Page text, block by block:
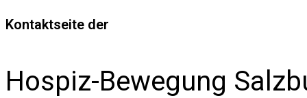
Kontaktseite der
Hospiz-Bewegung